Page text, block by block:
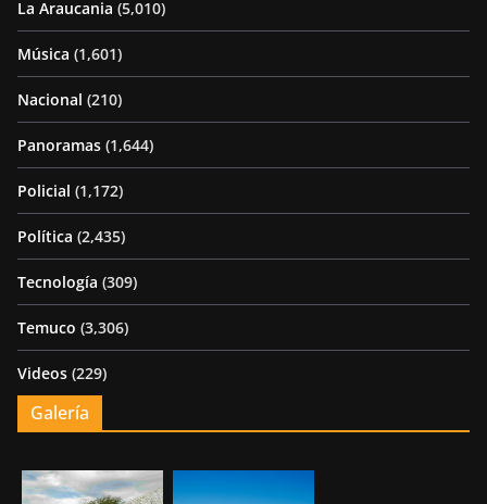
La Araucania (5,010)
Música (1,601)
Nacional (210)
Panoramas (1,644)
Policial (1,172)
Política (2,435)
Tecnología (309)
Temuco (3,306)
Videos (229)
Galería